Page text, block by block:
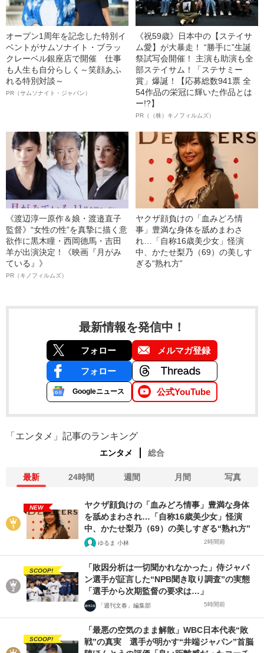
オープン1周年を記念した特別イ
ベントがサムソナイト・ブラッ
クレーベル銀座店で開催 仕事
も人生も自分らしく～笑顔あふ
れる特別対談～
PR（サムソナイト・ジャパン）
《祝59歳》日本中の【ステイサ
ム愛】が大暴走！ “勝手に”生誕
祭試写会開催！ 主演も助演も全
部ステイサム！「ステサミー
賞」爆誕！【応募総数941票 全
54作品の栄冠に輝いた作品とは
ー!?】
PR（（株）キノフィルムズ）
《渡辺淳一原作＆娘・渡邉直子
監督》“女性の性”を真摯に描く意
欲作に黒木瞳・西岡德馬・吉田
羊が出演決定！《映画『月がみ
ている』》
PR（キノフィルムズ）
ヤクザ顔負けの「血みどろ情
事」豊満な身体を舐めまわさ
れ…「自称16歳美少女」怪演
中、かたせ梨乃（69）の美しす
ぎる“熟れ方”
最新情報を発信中！
フォロー メルマガ登録
フォロー
Googleニュース 公式YouTube
「エンタメ」記事のランキング
エンタメ 総合
最新 24時間 週間 月間 写真
NEW
ヤクザ顔負けの「血みどろ情事」豊満な身体
を舐めまわされ…「自称16歳美少女」怪演
中、かたせ梨乃（69）の美しすぎる“熟れ方”
ゆるま 小林 2時間前
SCOOP!
「敗因分析は一切聞かれなかった」侍ジャパ
ン選手が証言した“NPB聞き取り調査”の実態
「選手から次期監督の要求は…」
「週刊文春」編集部 5時間前
SCOOP!
「最悪の空気のまま解散」WBC日本代表“敗
戦”の真実 選手が明かす“井端ジャパン”首脳